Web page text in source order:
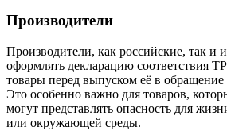
Производители
Производители, как российские, так и
оформлять декларацию соответствия
товары перед выпуском её в
Это особенно важно для товаров,
могут представлять опасность для
или окружающей среды.